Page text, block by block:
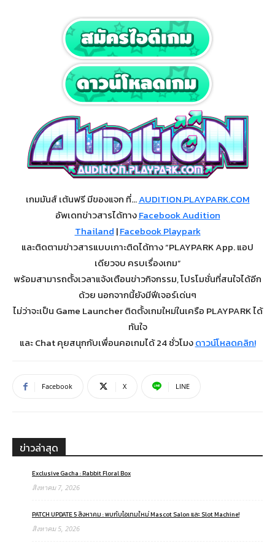
เกมมันส์ เต้นฟรี มีของแจก ที่…AUDITION.PLAYPARK.COM
อัพเดทข่าวสารได้ทางFacebook Audition
Thailand |Facebook Playpark
และติดตามข่าวสารแบบเกาะติดได้ทาง “PLAYPARK App. แอป
เดียวจบ ครบเรื่องเกม”
พร้อมสามารถตั้งเวลาแจ้งเตือนข่าวกิจกรรม, โปรโมชั่นที่สนใจได้อีก
ด้วย นอกจากนี้ยังมีฟีเจอร์เด่นๆ
ไม่ว่าจะเป็น Game Launcher ติดตั้งเกมใหม่ในเครือ PLAYPARK ได้
ทันใจ
และ Chat คุยสนุกกับเพื่อนคอเกมได้ 24 ชั่วโมงดาวน์โหลดคลิก!
Facebook X LINE
ข่าวล่าสุด
Exclusive Gacha : Rabbit Floral Box
สิงหาคม 7, 2026
PATCH UPDATE 5 สิงหาคม : พบกับไอเทมใหม่ Mascot Salon และ Slot Machine!
สิงหาคม 5, 2026